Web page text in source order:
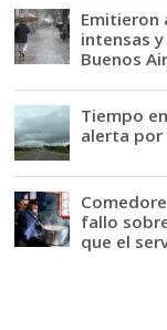
Emitieron
intensas
Buenos
Tiempo
alerta
fallo
que el